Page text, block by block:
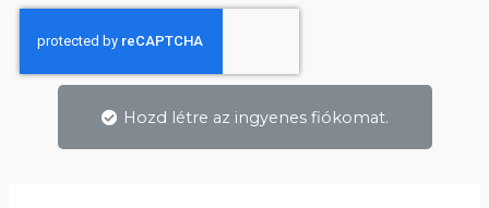
Hozd létre az ingyenes fiókomat.